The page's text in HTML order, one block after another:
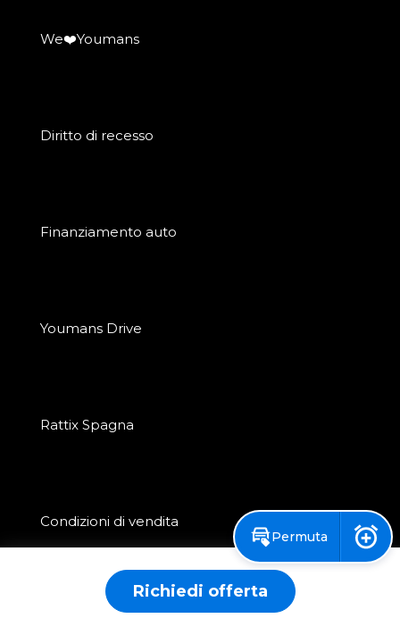
We❤️Youmans
Diritto di recesso
Finanziamento auto
Youmans Drive
Rattix Spagna
Condizioni di vendita
Richiedi offerta
Permuta